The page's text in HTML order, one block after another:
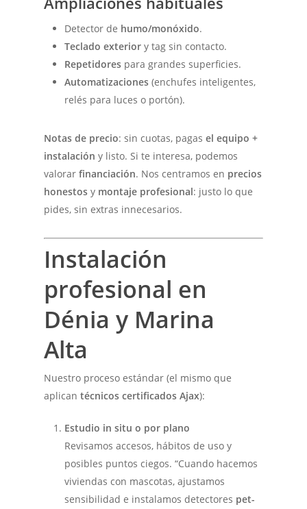
Detector de humo/monóxido.
Teclado exterior y tag sin contacto.
Repetidores para grandes superficies.
Automatizaciones (enchufes inteligentes,
relés para luces o portón).
Notas de precio: sin cuotas, pagasel equipo +
instalación y listo. Si te interesa, podemos
valorarfinanciación. Nos centramos en precios
honestos y montaje profesional: justo lo que
pides, sin extras innecesarios.
Instalación
profesional en
Dénia y Marina
Alta
Nuestro proceso estándar (el mismo que
aplicantécnicos certificados Ajax):
Estudio in situ o por plano
Revisamos accesos, hábitos de uso y
posibles puntos ciegos. “Cuando hacemos
viviendas con mascotas, ajustamos
sensibilidad e instalamos detectores pet-